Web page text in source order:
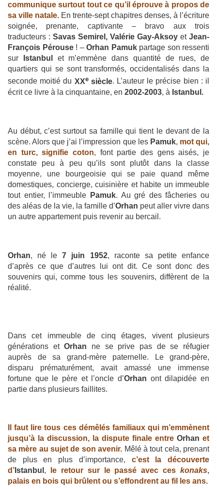
communique surtout tout ce qu’il éprouve à propos de
sa ville natale. En trente-sept chapitres denses, à l’écriture
soignée, prenante, captivante – bravo aux trois
traducteurs : Savas Semirel, Valérie Gay-Aksoy et Jean-
François Pérouse! – Orhan Pamuk partage son ressenti
sur
Istanbul
et m’emmène dans quantité de rues, de
quartiers qui se sont transformés, occidentalisés dans la
seconde moitié du XXe siècle. L’auteur le précise bien : il
écrit ce livre à la cinquantaine, en 2002-2003, à Istanbul.
Au début, c’est surtout sa famille qui tient le devant de la
scène. Alors que j’ai l’impression que les Pamuk, mot qui,
en turc, signifie coton, font partie des gens aisés, je
constate peu à peu qu’ils sont plutôt dans la classe
moyenne, une bourgeoisie qui se paie quand même
domestiques, concierge, cuisinière et habite un immeuble
tout entier, l’immeuble
Pamuk. Au gré des fâcheries ou
des aléas de la vie, la famille d’Orhan peut aller vivre dans
un autre appartement puis revenir au bercail.
Orhan, né le7 juin 1952, raconte sa petite enfance
d’après ce que d’autres lui ont dit. Ce sont donc des
souvenirs qui, comme tous les souvenirs, diffèrent de la
réalité.
Dans cet immeuble de cinq étages, vivent plusieurs
générations etOrhan ne se prive pas de se réfugier
auprès de sa grand-mère paternelle. Le grand-père,
disparu prématurément, avait amassé une immense
fortune que le père et l’oncle d’Orhan ont dilapidée en
partie dans plusieurs faillites.
Il faut lire tous ces démêlés familiaux qui m’emmènent
jusqu’à la discussion, la dispute finale entre Orhan et
sa mère au sujet de son avenir. Mêlé à tout cela, prenant
de plus en plus d’importance, c’est la découverte
d’ stanbul , le retour sur le passé avec ces konaks,
palais en bois qui brûlent ou s’effondrent au fil les ans.